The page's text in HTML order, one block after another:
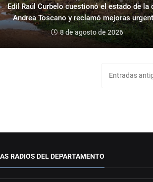
Edil Raúl Curbelo cuestionó el estado de la
Andrea Toscano y reclamó mejoras
8 de agosto de 2026
Entradas
RADIOS DEL DEPARTAMENTO